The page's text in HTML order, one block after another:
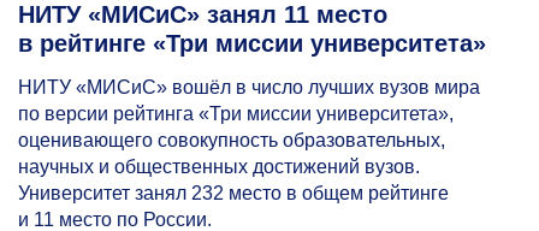
НИТУ «МИСиС» занял 11 место
в рейтинге «Три миссии университета»
НИТУ «МИСиС» вошёл в число лучших вузов мира
по версии рейтинга «Три миссии университета»,
оценивающего совокупность образовательных,
научных и общественных достижений вузов.
Университет занял 232 место в общем рейтинге
и 11 место по России.